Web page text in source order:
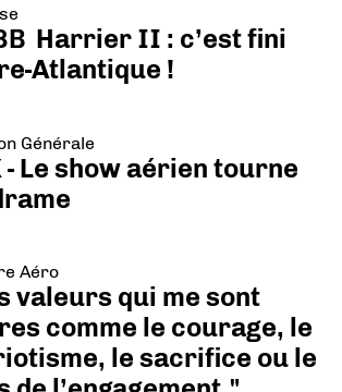
Harrier II : c’est fini
Atlantique !
Générale
- Le show aérien tourne
Aéro
valeurs qui me sont
comme le courage, le
le sacrifice ou le